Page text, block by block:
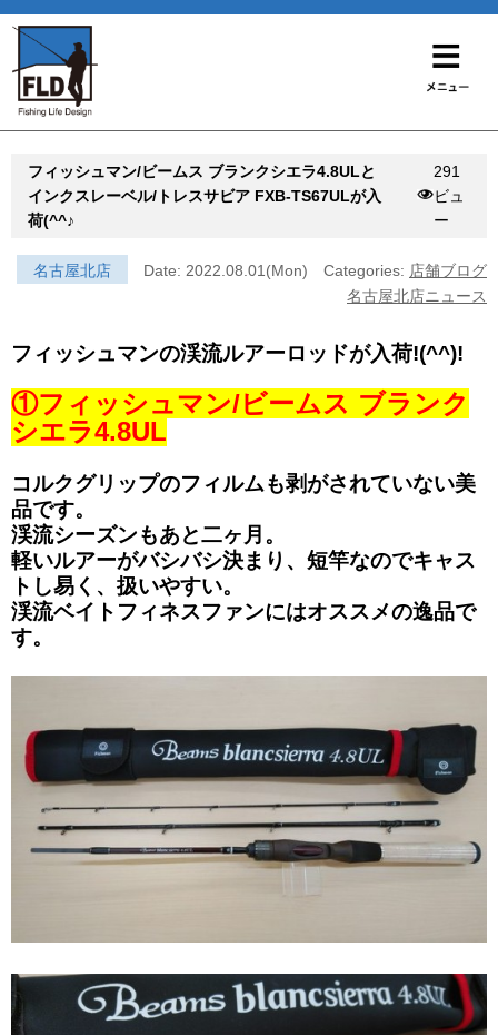
フィッシュマン/ビームス ブランクシエラ4.8ULと
インクスレーベル/トレスサビア FXB-TS67ULが入
荷(^^♪
291
ビュ
ー
名古屋北店 Date: 2022.08.01(Mon) Categories: 店舗ブログ
名古屋北店ニュース
フィッシュマンの渓流ルアーロッドが入荷!(^^)!
①フィッシュマン/ビームス ブランク
シエラ4.8UL
コルクグリップのフィルムも剥がされていない美
品です。
渓流シーズンもあと二ヶ月。
軽いルアーがバシバシ決まり、短竿なのでキャス
トし易く、扱いやすい。
渓流ベイトフィネスファンにはオススメの逸品で
す。